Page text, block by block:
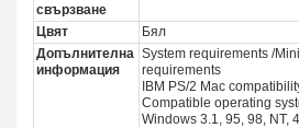
свързване
Цвят
Бял
Допълнителна
информация
System requirements /
requirements
IBM PS/2 Mac
Compatible operating
Windows 3.1, 95, 98, NT,